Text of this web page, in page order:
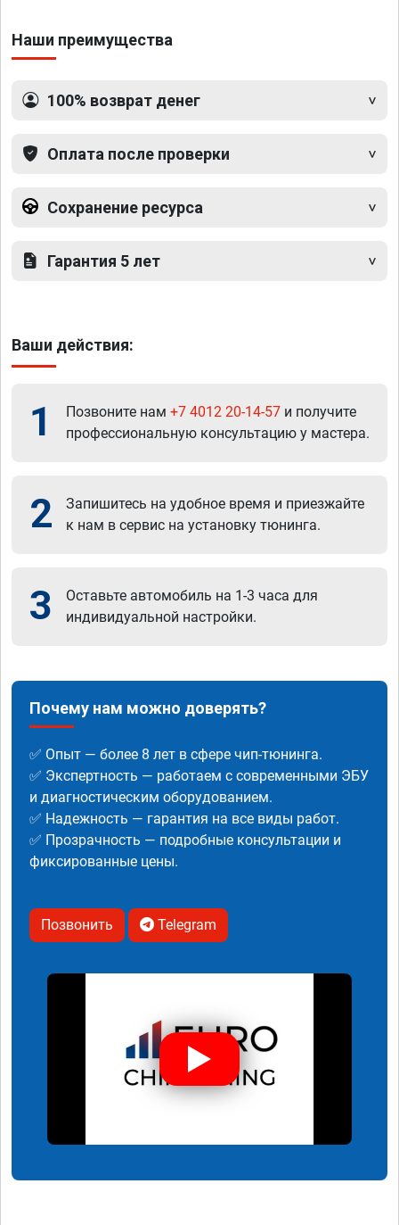
Наши преимущества
100% возврат денег
Оплата после проверки
Сохранение ресурса
Гарантия 5 лет
Ваши действия:
1 Позвоните нам +7 4012 20-14-57 и получите
профессиональную консультацию у мастера.
2
Запишитесь на удобное время и приезжайте
к нам в сервис на установку тюнинга.
3
Оставьте автомобиль на 1-3 часа для
индивидуальной настройки.
Почему нам можно доверять?
✅ Опыт — более 8 лет в сфере чип-тюнинга.
✅ Экспертность — работаем с современными ЭБУ
и диагностическим оборудованием.
✅ Надежность — гарантия на все виды работ.
✅ Прозрачность — подробные консультации и
фиксированные цены.
Позвонить Telegram